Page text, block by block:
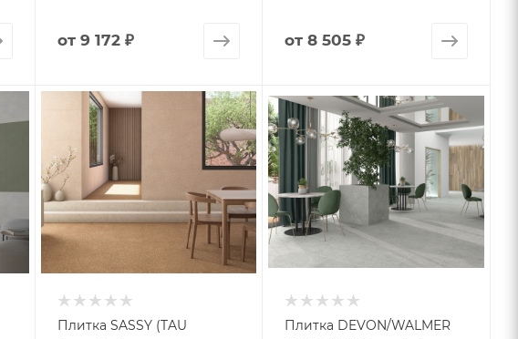
от 9 172 ₽ от8 505 ₽
Плитка SASSY (TAU
Плитка DEVON/WALMER